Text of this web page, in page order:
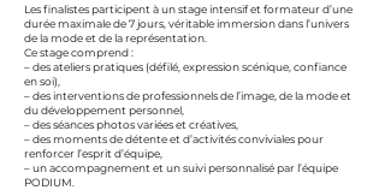
Les finalistes participent à un stage intensif et formateur d’une
durée maximale de 7 jours, véritable immersion dans l’univers
de la mode et de la représentation.
Ce stage comprend :
– des ateliers pratiques (défilé, expression scénique, confiance
en soi),
– des interventions de professionnels de l’image, de la mode et
du développement personnel,
– des séances photos variées et créatives,
– des moments de détente et d’activités conviviales pour
renforcer l’esprit d’équipe,
– un accompagnement et un suivi personnalisé par l’équipe
PODIUM.